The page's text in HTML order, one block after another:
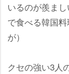
いるのが羨ま
で食べる韓国
が）
クセの強い3人